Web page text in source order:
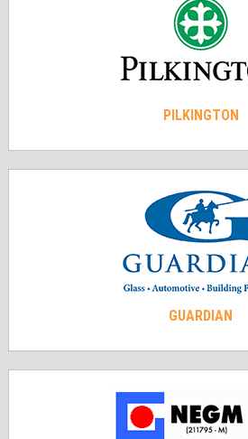
PILKINGTON
GUARDIAN